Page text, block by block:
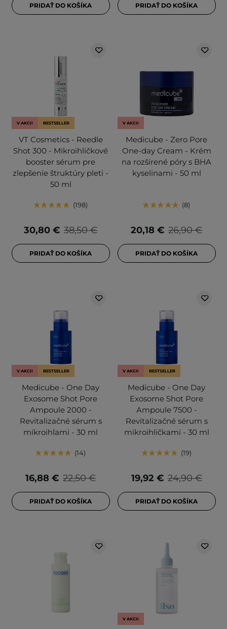
PRIDAŤ DO KOŠÍKA PRIDAŤ DO KOŠÍKA
V AKCII BESTSELLER
VT Cosmetics - Reedle
Shot 300 - Mikroihličkové
booster sérum pre
zlepšenie štruktúry pleti -
50 ml
198
38,50 €
30,80 €
PRIDAŤ DO KOŠÍKA
V AKCII
Medicube - Zero Pore
One-day Cream - Krém
na rozšírené póry s BHA
kyselinami - 50 ml
8
26,90 €
20,18 €
PRIDAŤ DO KOŠÍKA
V AKCII BESTSELLER
Medicube - One Day
Exosome Shot Pore
Ampoule 2000 -
Revitalizačné sérum s
mikroihlami - 30 ml
14
22,50 €
16,88 €
PRIDAŤ DO KOŠÍKA
V AKCII BESTSELLER
Medicube - One Day
Exosome Shot Pore
Ampoule 7500 -
Revitalizačné sérum s
mikroihličkami - 30 ml
19
24,90 €
19,92 €
PRIDAŤ DO KOŠÍKA
V AKCII